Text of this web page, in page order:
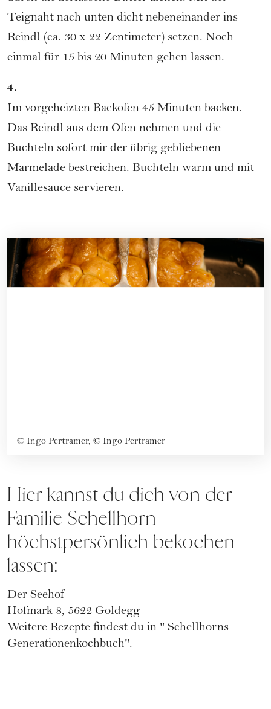
Teignaht nach unten dicht nebeneinander ins
Reindl (ca. 30 x 22 Zentimeter) setzen. Noch
einmal für 15 bis 20 Minuten gehen lassen.
4.
Im vorgeheizten Backofen 45 Minuten backen.
Das Reindl aus dem Ofen nehmen und die
Buchteln sofort mir der übrig gebliebenen
Marmelade bestreichen. Buchteln warm und mit
Vanillesauce servieren.
© Ingo Pertramer, © Ingo Pertramer
Hier kannst du dich von der
Familie Schellhorn
höchstpersönlich bekochen
lassen:
Der Seehof
Hofmark 8, 5622 Goldegg
Weitere Rezepte findest du in " Schellhorns
Generationenkochbuch".